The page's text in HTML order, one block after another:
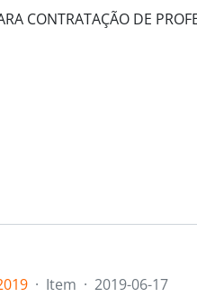
CONTRATAÇÃO DE
· Item · 2019-06-17